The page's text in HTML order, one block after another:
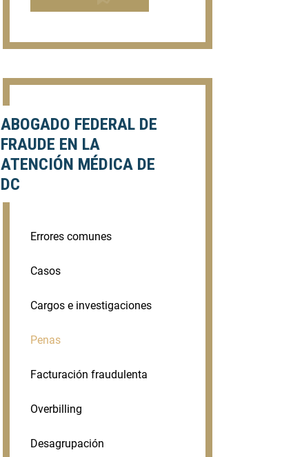
ABOGADO FEDERAL DE
FRAUDE EN LA
ATENCIÓN MÉDICA DE
DC
Errores comunes
Casos
Cargos e investigaciones
Penas
Facturación fraudulenta
Overbilling
Desagrupación